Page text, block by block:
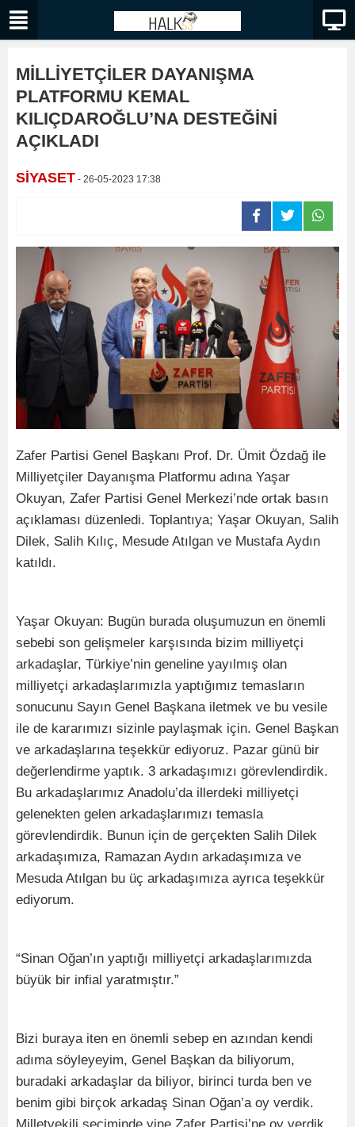
MİLLİYETÇİLER DAYANIŞMA
PLATFORMU KEMAL
KILIÇDAROĞLU’NA DESTEĞİNİ
AÇIKLADI
SİYASET - 26-05-2023 17:38
Zafer Partisi Genel Başkanı Prof. Dr. Ümit Özdağ ile
Milliyetçiler Dayanışma Platformu adına Yaşar
Okuyan, Zafer Partisi Genel Merkezi’nde ortak basın
açıklaması düzenledi. Toplantıya; Yaşar Okuyan, Salih
Dilek, Salih Kılıç, Mesude Atılgan ve Mustafa Aydın
katıldı.
Yaşar Okuyan: Bugün burada oluşumuzun en önemli
sebebi son gelişmeler karşısında bizim milliyetçi
arkadaşlar, Türkiye’nin geneline yayılmış olan
milliyetçi arkadaşlarımızla yaptığımız temasların
sonucunu Sayın Genel Başkana iletmek ve bu vesile
ile de kararımızı sizinle paylaşmak için. Genel Başkan
ve arkadaşlarına teşekkür ediyoruz. Pazar günü bir
değerlendirme yaptık. 3 arkadaşımızı görevlendirdik.
Bu arkadaşlarımız Anadolu’da illerdeki milliyetçi
gelenekten gelen arkadaşlarımızı temasla
görevlendirdik. Bunun için de gerçekten Salih Dilek
arkadaşımıza, Ramazan Aydın arkadaşımıza ve
Mesuda Atılgan bu üç arkadaşımıza ayrıca teşekkür
ediyorum.
“Sinan Oğan’ın yaptığı milliyetçi arkadaşlarımızda
büyük bir infial yaratmıştır.”
Bizi buraya iten en önemli sebep en azından kendi
adıma söyleyeyim, Genel Başkan da biliyorum,
buradaki arkadaşlar da biliyor, birinci turda ben ve
benim gibi birçok arkadaş Sinan Oğan’a oy verdik.
Milletvekili seçiminde yine Zafer Partisi’ne oy verdik.